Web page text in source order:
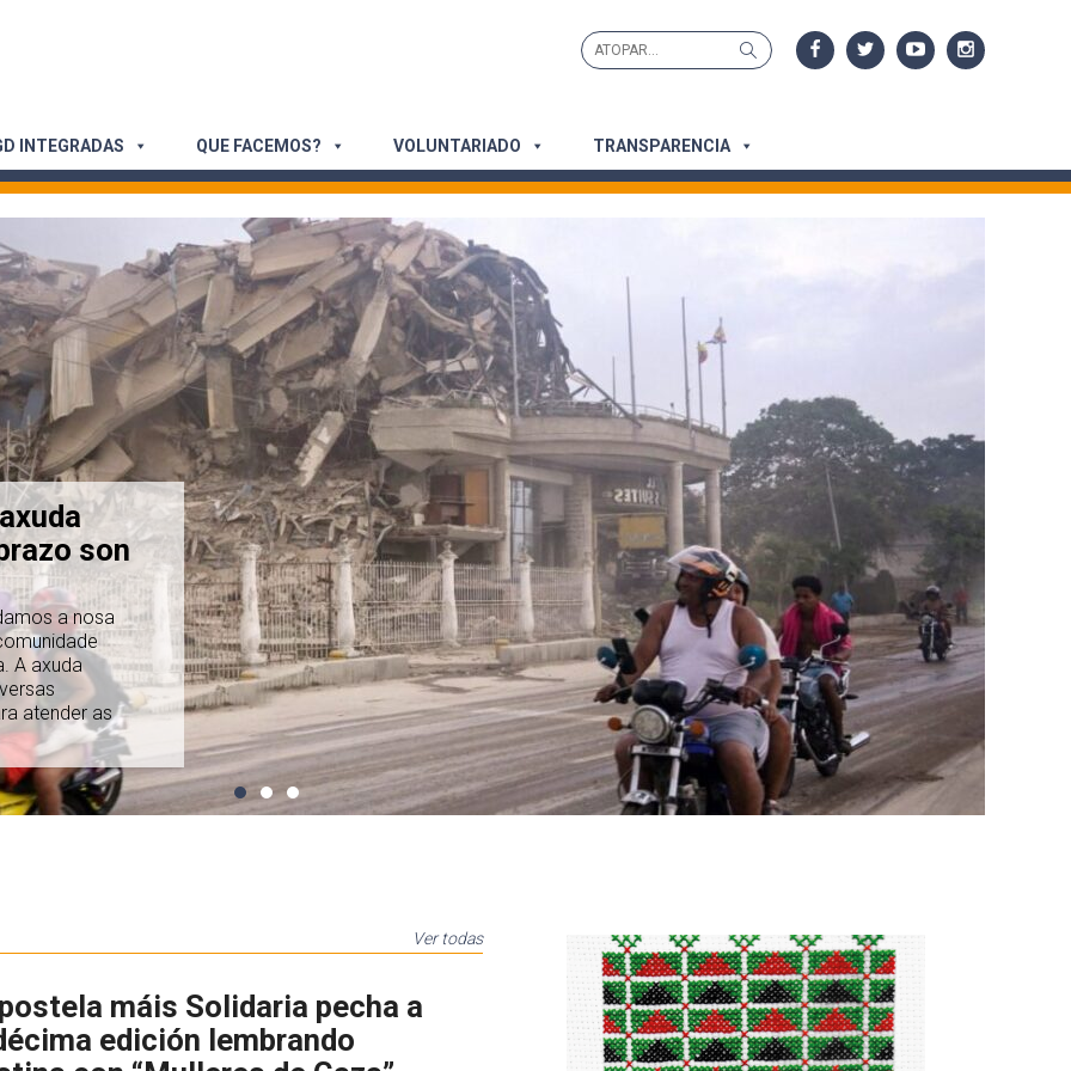
Search
for:
Search
INTEGRADAS QUE FACEMOS? VOLUNTARIADO TRANSPARENCIA
son
do
e sostibilidade
do profesorado, a
Sur
Ver todas
máis Solidaria pecha a
edición lembrando